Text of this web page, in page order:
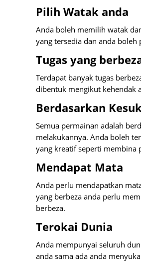
Pilih Watak anda
Anda boleh memilih watak
yang tersedia dan anda
Tugas yang
Terdapat banyak tugas
dibentuk mengikut kehendak
Berdasarkan
Semua permainan adalah
melakukannya. Anda boleh
yang kreatif seperti membina
Mendapat Mata
Anda perlu mendapatkan
yang berbeza anda perlu
berbeza.
Terokai Dunia
Anda mempunyai seluruh
anda sama ada anda